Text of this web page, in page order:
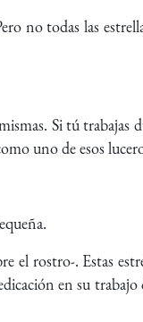
no todas las
Si tú trabajas
uno de esos
el rostro-. Estas
en su